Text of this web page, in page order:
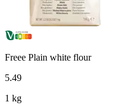
Freee Plain white flour
5.49
1 kg